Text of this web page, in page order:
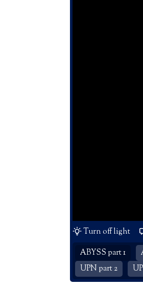
Turn off light
ABYSS part 1
UPN part 2